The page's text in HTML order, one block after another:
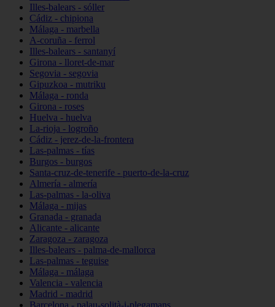
Illes-balears - sóller
Cádiz - chipiona
Málaga - marbella
A-coruña - ferrol
Illes-balears - santanyí
Girona - lloret-de-mar
Segovia - segovia
Gipuzkoa - mutriku
Málaga - ronda
Girona - roses
Huelva - huelva
La-rioja - logroño
Cádiz - jerez-de-la-frontera
Las-palmas - tías
Burgos - burgos
Santa-cruz-de-tenerife - puerto-de-la-cruz
Almería - almería
Las-palmas - la-oliva
Málaga - mijas
Granada - granada
Alicante - alicante
Zaragoza - zaragoza
Illes-balears - palma-de-mallorca
Las-palmas - teguise
Málaga - málaga
Valencia - valencia
Madrid - madrid
Barcelona - palau-solità-i-plegamans